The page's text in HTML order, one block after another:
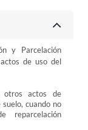
y Parcelación
de uso del
otros actos de
cuando no
reparcelación